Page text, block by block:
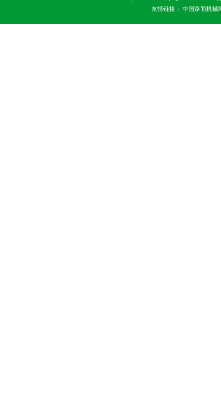
友情链接： 中国路面机械